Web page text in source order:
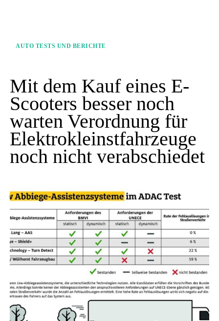
AUTO TESTS UND BERICHTE
Mit dem Kauf eines E-
Scooters besser noch
warten Verordnung für
Elektrokleinstfahrzeuge
noch nicht verabschiedet